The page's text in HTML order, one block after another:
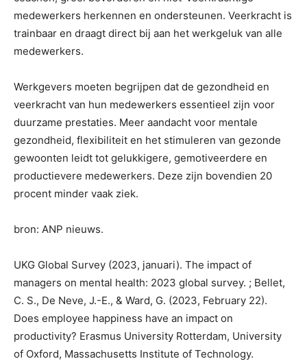
medewerkers herkennen en ondersteunen. Veerkracht is
trainbaar en draagt direct bij aan het werkgeluk van alle
medewerkers.
Werkgevers moeten begrijpen dat de gezondheid en
veerkracht van hun medewerkers essentieel zijn voor
duurzame prestaties. Meer aandacht voor mentale
gezondheid, flexibiliteit en het stimuleren van gezonde
gewoonten leidt tot gelukkigere, gemotiveerdere en
productievere medewerkers. Deze zijn bovendien 20
procent minder vaak ziek.
bron: ANP nieuws.
UKG Global Survey (2023, januari). The impact of
managers on mental health: 2023 global survey. ; Bellet,
C. S., De Neve, J.-E., & Ward, G. (2023, February 22).
Does employee happiness have an impact on
productivity? Erasmus University Rotterdam, University
of Oxford, Massachusetts Institute of Technology.